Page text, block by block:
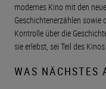
modernes Kino mit den
Geschichtenerzählen
Kontrolle über die
sie erlebst, sei Teil des
WAS NÄCHSTES